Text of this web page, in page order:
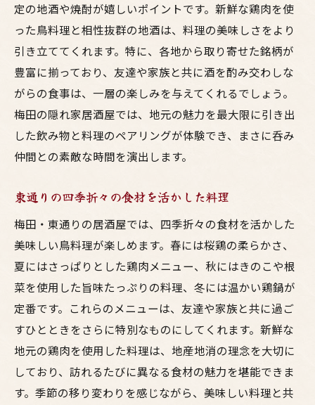
定の地酒や焼酎が嬉しいポイントです。新鮮な鶏肉を使
った鳥料理と相性抜群の地酒は、料理の美味しさをより
引き立ててくれます。特に、各地から取り寄せた銘柄が
豊富に揃っており、友達や家族と共に酒を酌み交わしな
がらの食事は、一層の楽しみを与えてくれるでしょう。
梅田の隠れ家居酒屋では、地元の魅力を最大限に引き出
した飲み物と料理のペアリングが体験でき、まさに呑み
仲間との素敵な時間を演出します。
東通りの四季折々の食材を活かした料理
梅田・東通りの居酒屋では、四季折々の食材を活かした
美味しい鳥料理が楽しめます。春には桜鶏の柔らかさ、
夏にはさっぱりとした鶏肉メニュー、秋にはきのこや根
菜を使用した旨味たっぷりの料理、冬には温かい鶏鍋が
定番です。これらのメニューは、友達や家族と共に過ご
すひとときをさらに特別なものにしてくれます。新鮮な
地元の鶏肉を使用した料理は、地産地消の理念を大切に
しており、訪れるたびに異なる食材の魅力を堪能できま
す。季節の移り変わりを感じながら、美味しい料理と共